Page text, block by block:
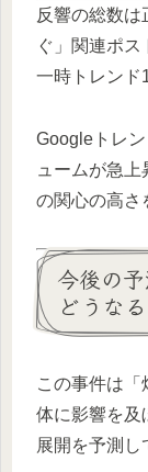
反響の総数
ぐ」関連ポ
一時トレンド
Googleトレ
ュームが急
の関心の高さ
今後の
どうな
この事件は「
体に影響を及
展開を予測し